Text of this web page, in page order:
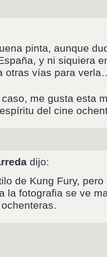
pinta, aunque
y ni siquiera
otras vías para
me gusta esta
del cine
dijo:
de Kung Fury,
la fotografia se ve